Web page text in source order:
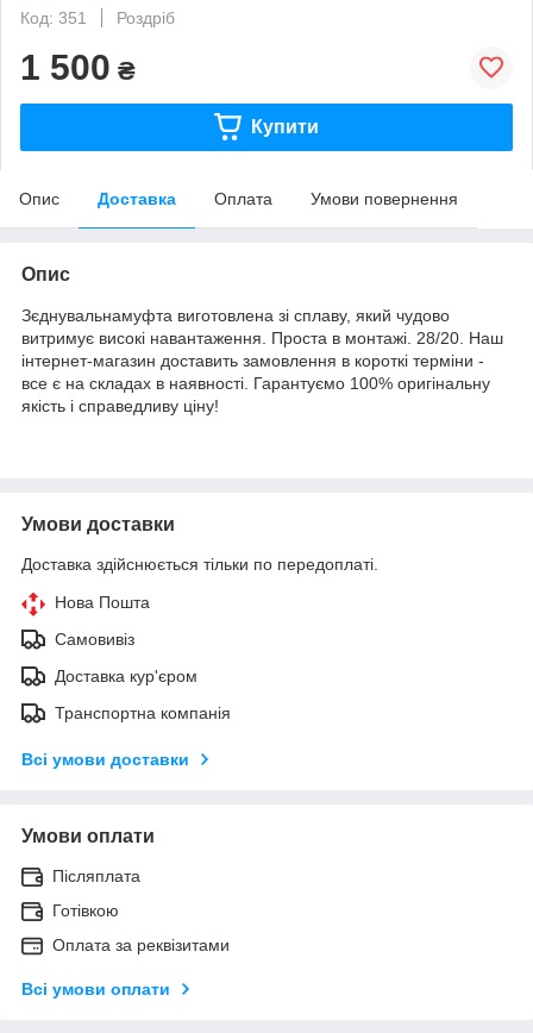
Код: 351
Роздріб
1 500 ₴
Купити
Опис Доставка Оплата Умови повернення
Опис
Зєднувальнамуфта виготовлена зі сплаву, який чудово
витримує високі навантаження. Проста в монтажі. 28/20. Наш
інтернет-магазин доставить замовлення в короткі терміни -
все є на складах в наявності. Гарантуємо 100% оригінальну
якість і справедливу ціну!
Умови доставки
Доставка здійснюється тільки по передоплаті.
Нова Пошта
Самовивіз
Доставка кур'єром
Транспортна компанія
Всі умови доставки
Умови оплати
Післяплата
Готівкою
Оплата за реквізитами
Всі умови оплати